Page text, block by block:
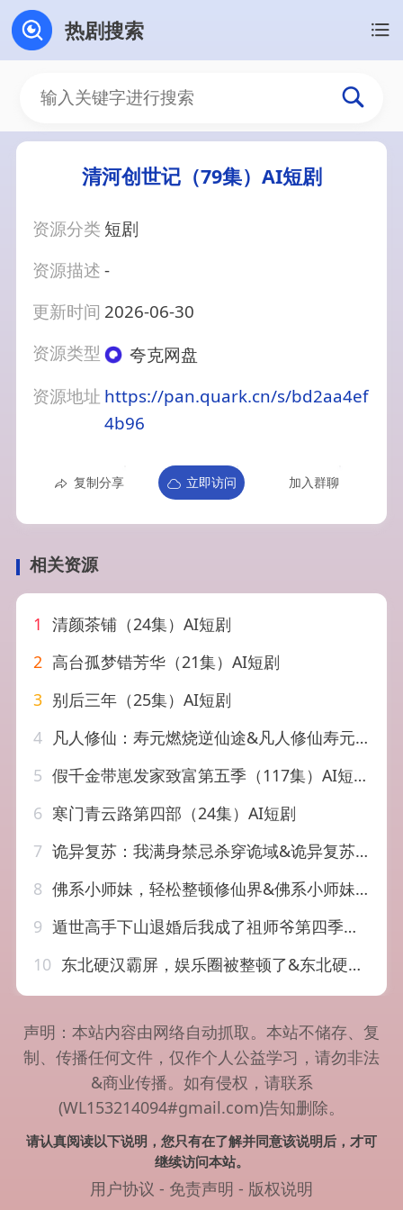
热剧搜索
清河创世记（79集）AI短剧
资源分类 短剧
资源描述-
更新时间 2026-06-30
资源类型
夸克网盘
资源地址 https://pan.quark.cn/s/bd2aa4ef
4b96
复制分享 立即访问 加入群聊
相关资源
1 清颜茶铺（24集）AI短剧
2 高台孤梦错芳华（21集）AI短剧
3 别后三年（25集）AI短剧
4 凡人修仙：寿元燃烧逆仙途&凡人修仙寿元燃烧逆仙途（97集）AI短剧
5 假千金带崽发家致富第五季（117集）AI短剧
6 寒门青云路第四部（24集）AI短剧
7 诡异复苏：我满身禁忌杀穿诡域&诡异复苏我满身禁忌杀穿诡域（48集）AI短剧
8 佛系小师妹，轻松整顿修仙界&佛系小师妹轻松整顿修仙界（46集）AI短剧
9 遁世高手下山退婚后我成了祖师爷第四季（93集）AI短剧
10 东北硬汉霸屏，娱乐圈被整顿了&东北硬汉霸屏娱乐圈被整顿了（30集）AI短剧
声明：本站内容由网络自动抓取。本站不储存、复
制、传播任何文件，仅作个人公益学习，请勿非法
&商业传播。如有侵权，请联系
(WL153214094#gmail.com)告知删除。
请认真阅读以下说明，您只有在了解并同意该说明后，才可
继续访问本站。
用户协议 - 免责声明 - 版权说明